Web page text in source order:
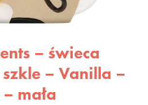
– świeca
– Vanilla –
mała